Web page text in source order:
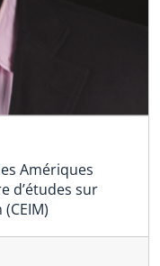
Amériques
d’études sur